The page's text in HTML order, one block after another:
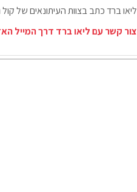
ליאו ברד כתב בצוות העיתונאים של
צור קשר עם ליאו ברד דרך המייל